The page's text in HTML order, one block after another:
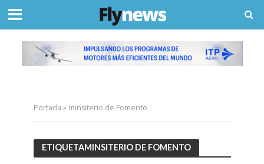
Portada » minsiterio de Fomento
ETIQUETAMINSITERIO DE FOMENTO